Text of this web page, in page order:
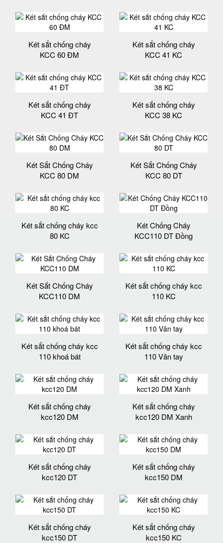
Két sắt chống cháy
KCC 60 ĐM
Két sắt chống cháy
KCC 41 KC
Két sắt chống cháy
KCC 41 ĐT
Két sắt chống cháy
KCC 38 KC
Két Sắt Chống Cháy
KCC 80 DM
Két Sắt Chống Cháy
KCC 80 DT
Két sắt chống cháy kcc
80 KC
Két Chống Cháy
KCC110 DT Đồng
Két Sắt Chống Cháy
KCC110 DM
Két sắt chống cháy kcc
110 KC
Két sắt chống cháy kcc
110 khoá bát
Két sắt chống cháy kcc
110 Vân tay
Két sắt chống cháy
kcc120 DM
Két sắt chống cháy
kcc120 DM Xanh
Két sắt chống cháy
kcc120 DT
Két sắt chống cháy
kcc150 DM
Két sắt chống cháy
kcc150 DT
Két sắt chống cháy
kcc150 KC